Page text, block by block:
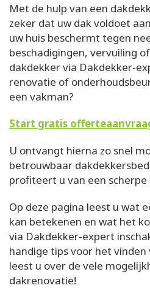
Met de hulp van een
zeker dat uw dak voldoet
uw huis beschermt tegen
beschadigingen, vervuiling
dakdekker via Dakdekker-
renovatie of
een vakman?
Start gratis
U ontvangt hierna zo snel
betrouwbaar
profiteert u van een scherpe
Op deze pagina leest u wat
kan betekenen en wat het
via Dakdekker-expert
handige tips voor het vinden
leest u over de vele
dakrenovatie!